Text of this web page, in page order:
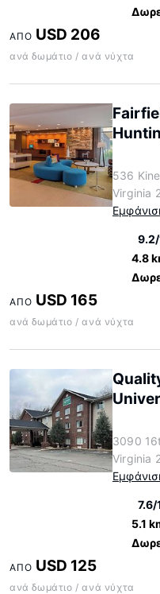
ΑΠΌ USD 206
ανά δωμάτιο / ανά νύχτα
536
Virginia
4.8
ΑΠΌ USD 165
ανά δωμάτιο / ανά νύχτα
3090
Virginia
7.6/
5.1
ΑΠΌ USD 125
ανά δωμάτιο / ανά νύχτα